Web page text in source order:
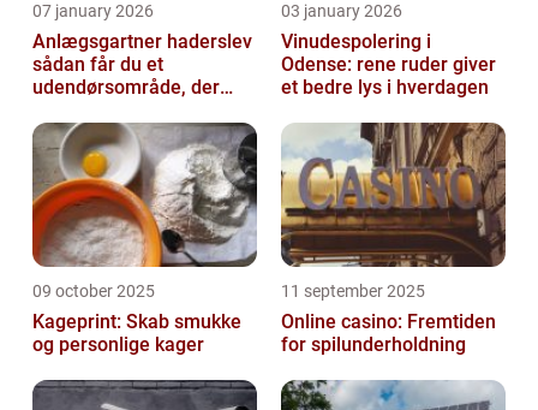
07 january 2026
Anlægsgartner haderslev
sådan får du et
udendørsområde, der
03 january 2026
Vinudespolering i
Odense: rene ruder giver
et bedre lys i hverdagen
09 october 2025
Kageprint: Skab smukke
og personlige kager
11 september 2025
Online casino: Fremtiden
for spilunderholdning